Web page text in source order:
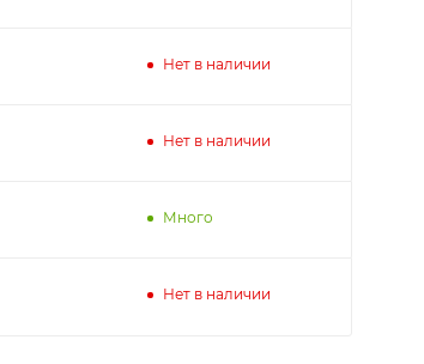
Нет в наличии
Нет в наличии
Много
Нет в наличии